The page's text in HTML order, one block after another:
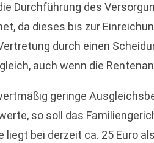
Durchführung des
da dieses bis zur
durch einen
auch wenn die
geringe
so soll das
bei derzeit ca. 25 Euro